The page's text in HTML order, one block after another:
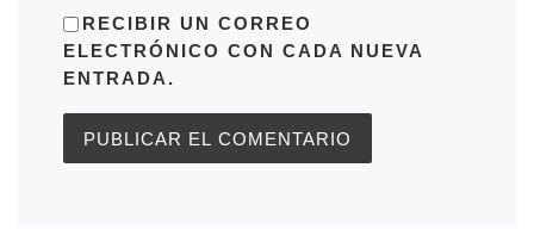
RECIBIR UN CORREO
ELECTRÓNICO CON CADA NUEVA
ENTRADA.